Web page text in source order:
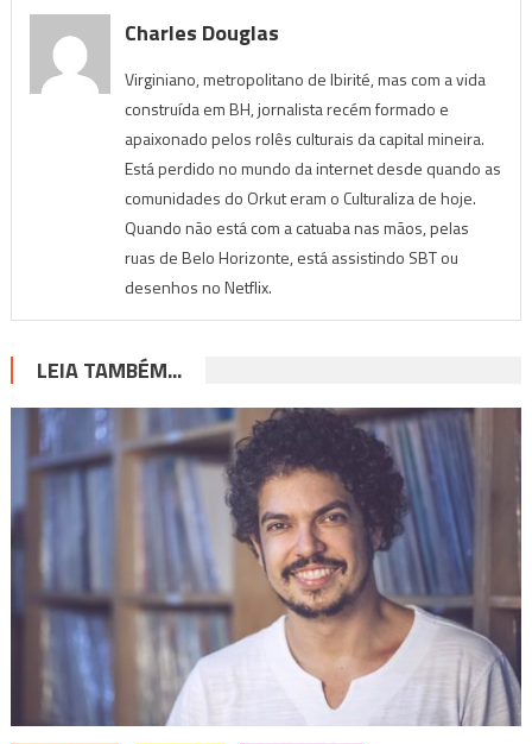
Charles Douglas
Virginiano, metropolitano de Ibirité, mas com a vida
construída em BH, jornalista recém formado e
apaixonado pelos rolês culturais da capital mineira.
Está perdido no mundo da internet desde quando as
comunidades do Orkut eram o Culturaliza de hoje.
Quando não está com a catuaba nas mãos, pelas
ruas de Belo Horizonte, está assistindo SBT ou
desenhos no Netflix.
LEIA TAMBÉM...